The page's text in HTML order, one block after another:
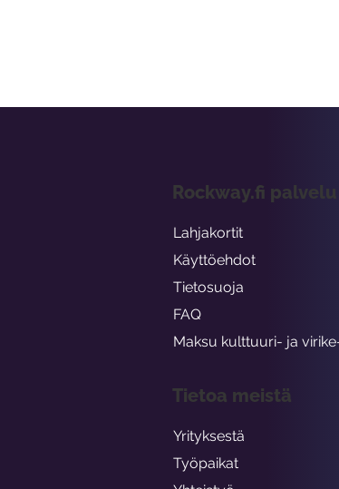
Rockway.fi palvelu
Lahjakortit
Käyttöehdot
Tietosuoja
FAQ
Maksu kulttuuri- ja
Tietoa meistä
Yrityksestä
Työpaikat